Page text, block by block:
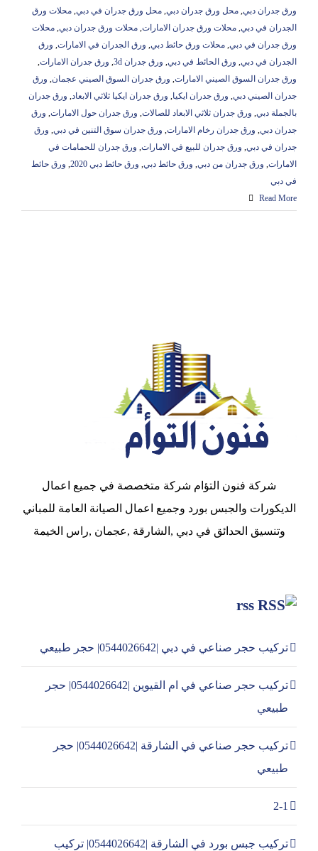
ورق جدران دبي, محل ورق جدران دبي, محل ورق جدران في دبي, محلات ورق
الجدران في دبي, محلات ورق جدران الامارات, محلات ورق جدران دبي, محلات
ورق جدران في دبي, محلات ورق حائط دبي, ورق الجدران في الامارات, ورق
الجدران في دبي, ورق الحائط في دبي, ورق جدران 3d , ورق جدران الامارات,
ورق جدران السوق الصيني الامارات, ورق جدران السوق الصيني عجمان, ورق
جدران الصيني دبي, ورق جدران ايكيا, ورق جدران ايكيا ثلاثي الابعاد, ورق جدران
بالجملة دبي, ورق جدران ثلاثي الابعاد للصالات, ورق جدران حول الامارات, ورق
جدران دبي, ورق جدران رخام الامارات, ورق جدران سوق التنين في دبي, ورق
جدران في دبي, ورق جدران للبيع في الامارات, ورق جدران للحمامات في
الامارات, ورق جدران من دبي, ورق حائط دبي, ورق حائط دبي 2020 , ورق حائط
في دبي
Read More
شركة فنون التؤام شركة متخصصة في جميع اعمال
الديكورات والجبس بورد وجميع اعمال الصيانة العامة للمباني
وتنسيق الحدائق في دبي ,الشارقة ,عجمان ,راس الخيمة
rss
تركيب حجر صناعي في دبي |0544026642| حجر طبيعي
تركيب حجر صناعي في ام القيوين |0544026642| حجر
طبيعي
تركيب حجر صناعي في الشارقة |0544026642| حجر
طبيعي
2-1
تركيب جبس بورد في الشارقة |0544026642| تركيب